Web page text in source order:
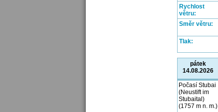
Rychlost
větru:
Směr větru:
Tlak:
pátek
14.08.2026
Počasí Stubai
(Neustift im
Stubaital)
(1757 m n. m.)